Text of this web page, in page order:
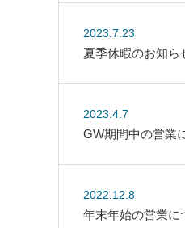
2023.7.23
夏季休暇のお知ら
2023.4.7
GW期間中の営業
2022.12.8
年末年始の営業に